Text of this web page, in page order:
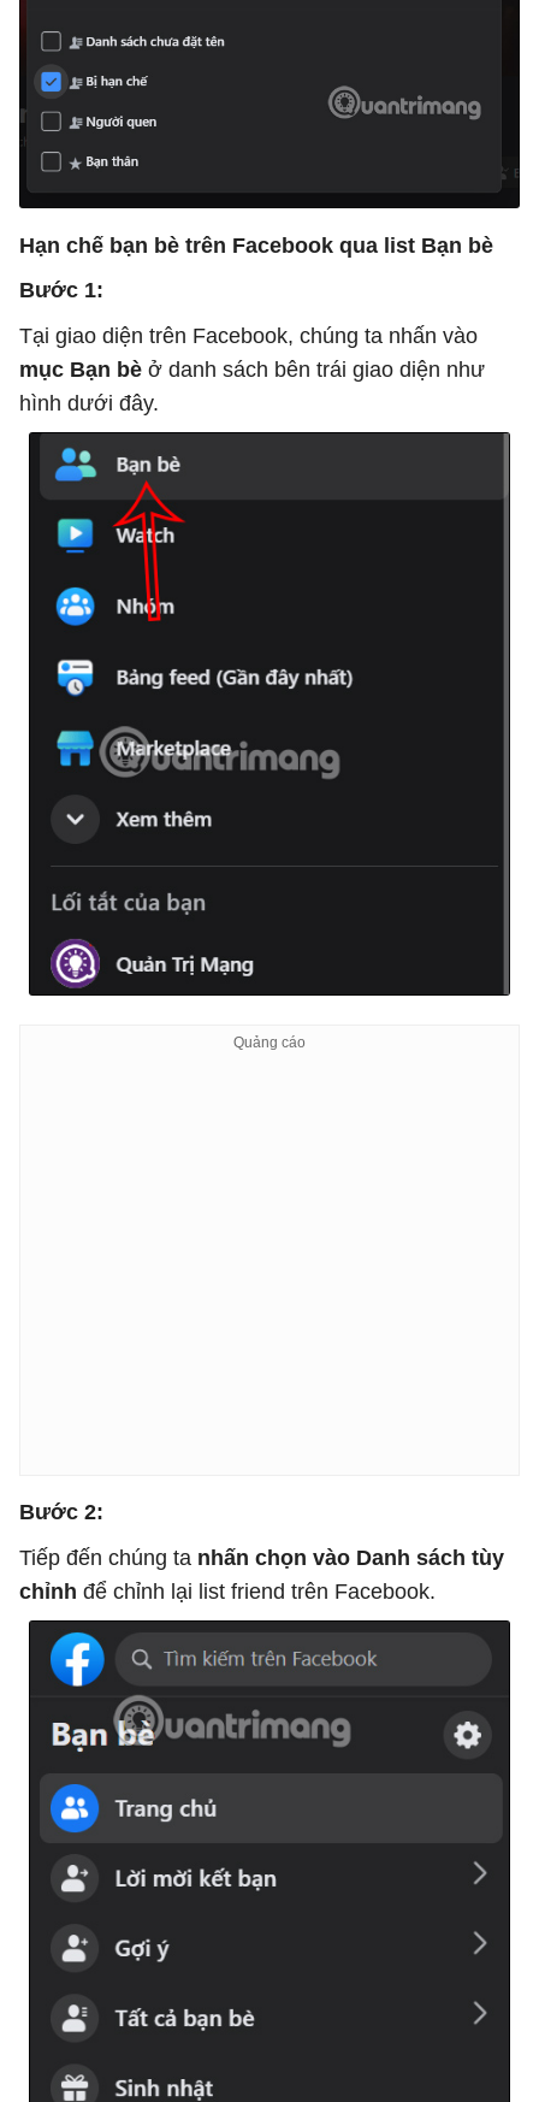
Hạn chế bạn bè trên Facebook qua list Bạn bè
Bước 1:
Tại giao diện trên Facebook, chúng ta nhấn vào
mục Bạn bè ở danh sách bên trái giao diện như
hình dưới đây.
Bước 2:
Tiếp đến chúng ta nhấn chọn vào Danh sách tùy
chỉnh để chỉnh lại list friend trên Facebook.